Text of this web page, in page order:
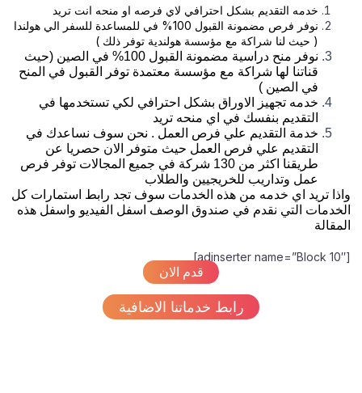
خدمه التقديم بشكل احترافي لاي فرصه او منحه انت تريد
نوفر فرص مضمونة القبول 100% في للمساعدة للسفر الي هولندا
( حيث لنا شراكة مع مؤسسة هولندية توفر ذلك )
نوفر منح دراسية مضمونة القبول 100% في الصين (حيث
قناتنا لها شراكة مع مؤسسة معتمدة توفر القبول في المنح
في الصين )
خدمه تجهيز الاوراق بشكل احترافي لكي تستخدمها في
التقديم بنفسك في اي منحه تريد
خدمة التقديم علي فرص العمل . نحن سوف نساعدك في
التقديم علي فرص العمل حيث متوفر الان حصريا عن
طريقنا اكثر من 130 شركة في جميع المجالات توفر فرص
عمل وتداريب للخريجيين والطلاب
واذا تريد اي خدمه من هذه الخدمات سوف تجد رابط استمارات كل
الخدمات التي نقدم في صندوق الوصف اسفل الفيديو واسفل هذه
المقالة
[adinserter name=”Block 10″]
قدم الان
رابط خدماتنا الاضافية